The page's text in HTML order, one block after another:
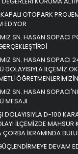
OTOPARK
EDİYOR
SN. HASAN SOPACI
SN. HASAN SOPACI
DOLAYISIYLA İLÇEMİZ
ÖĞRETMENLERİMİZİN
KUTLADI
SN. HASAN
MESAJI
DOLAYISIYLA D-100
İLÇEMİZDE MAHSUR
İKRAMINDA
DEVAM